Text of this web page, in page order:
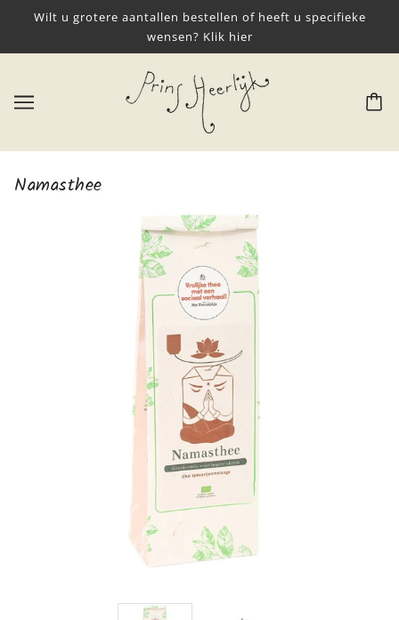
Wilt u grotere aantallen bestellen of heeft u specifieke
wensen? Klik hier
Namasthee